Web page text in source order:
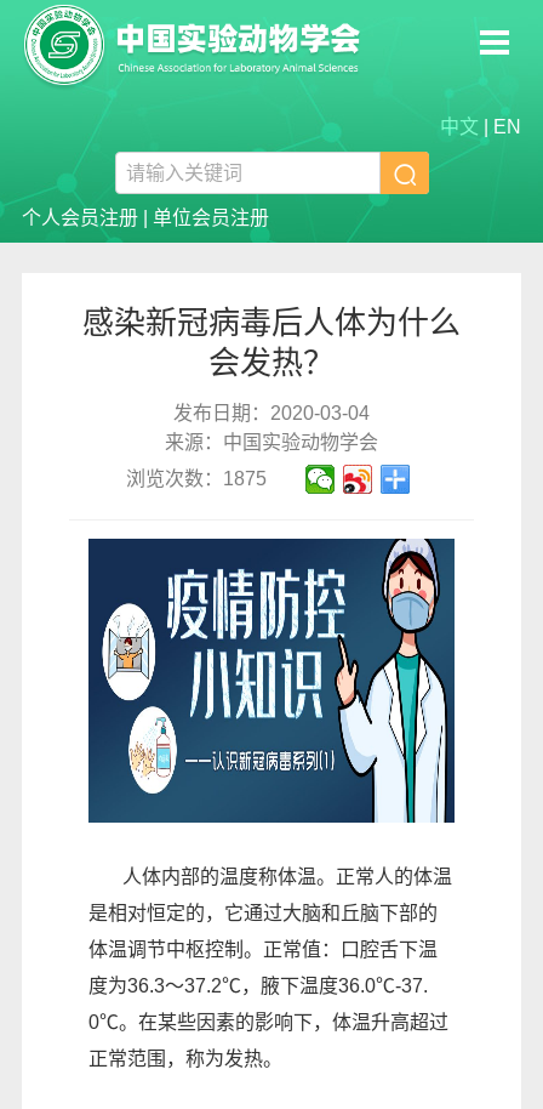
中文 EN

个人会员注册| 单位会员注册
感染新冠病毒后人体为什么
会发热？
发布日期：2020-03-04
来源：中国实验动物学会
浏览次数：1875
人体内部的温度称体温。正常人的体温
是相对恒定的，它通过大脑和丘脑下部的
体温调节中枢控制。正常值：口腔舌下温
度为36.3～37.2℃，腋下温度36.0℃-37.
0℃。在某些因素的影响下，体温升高超过
正常范围，称为发热。